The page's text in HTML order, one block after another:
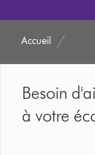
Accueil
Besoin
à votre